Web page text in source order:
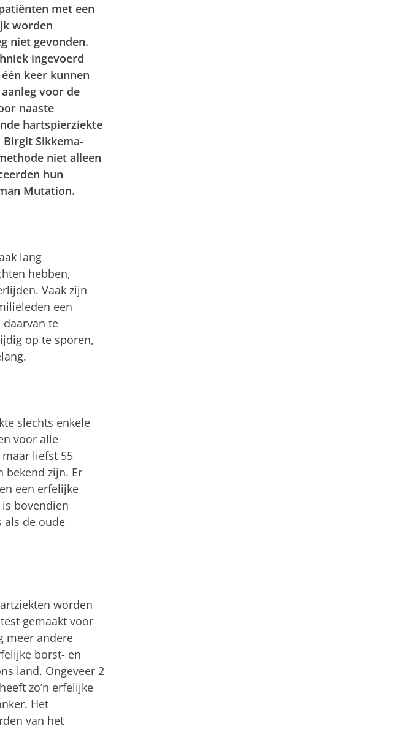
met een
worden
niet gevonden.
ingevoerd
keer kunnen
voor de
naaste
hartspierziekte
Sikkema-
niet alleen
hun
Mutation.
lang
hebben,
Vaak zijn
een
daarvan te
op te sporen,
slechts enkele
voor alle
liefst 55
bekend zijn. Er
een erfelijke
bovendien
als de oude
worden
gemaakt voor
meer andere
borst- en
land. Ongeveer 2
zo’n erfelijke
Het
van het